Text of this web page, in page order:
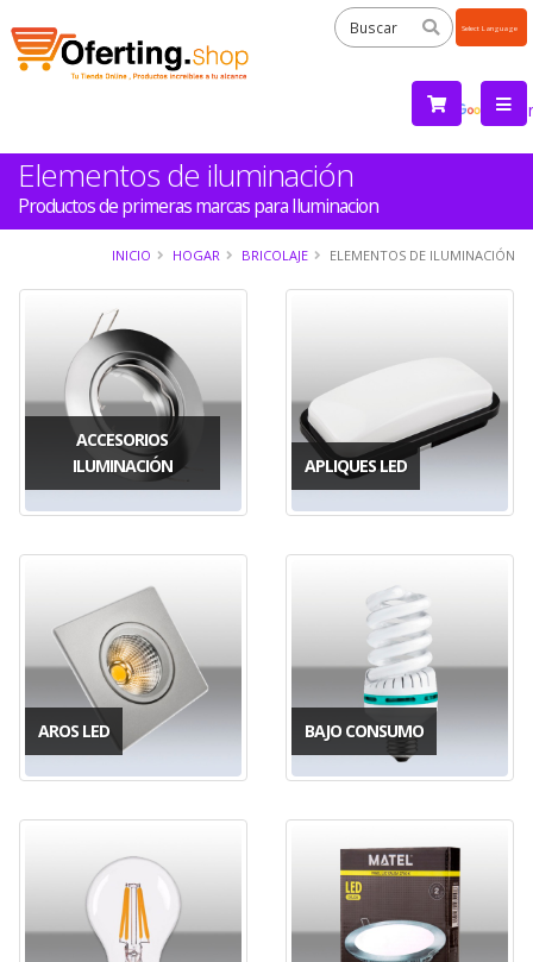
by
Elementos de iluminación
Productos de primeras marcas para Iluminacion
INICIO HOGAR BRICOLAJE ELEMENTOS DE ILUMINACIÓN
ACCESORIOS
ILUMINACIÓN
APLIQUES LED
AROS LED BAJO CONSUMO